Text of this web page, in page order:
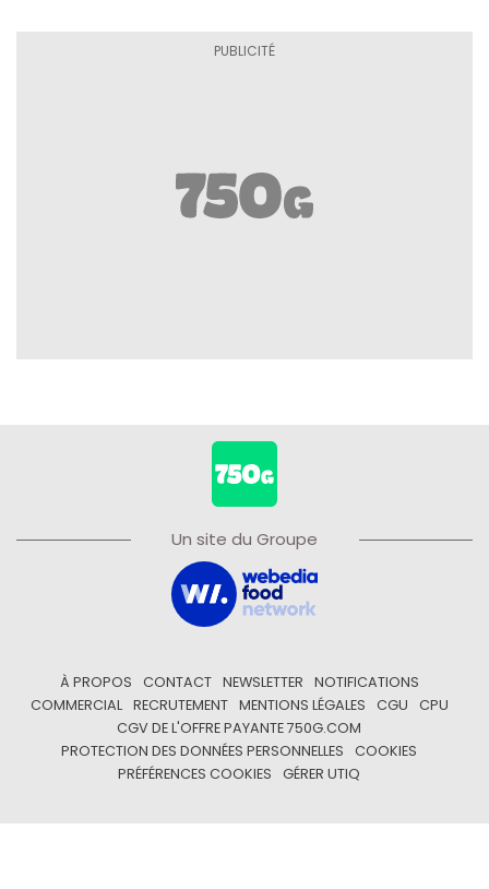
Un site du Groupe
À PROPOS CONTACT NEWSLETTER
NOTIFICATIONS
COMMERCIAL
RECRUTEMENT MENTIONS LÉGALES CGU
CPU
CGV DE L'OFFRE PAYANTE 750G.COM
PROTECTION DES DONNÉES PERSONNELLES
COOKIES
PRÉFÉRENCES COOKIES
GÉRER UTIQ